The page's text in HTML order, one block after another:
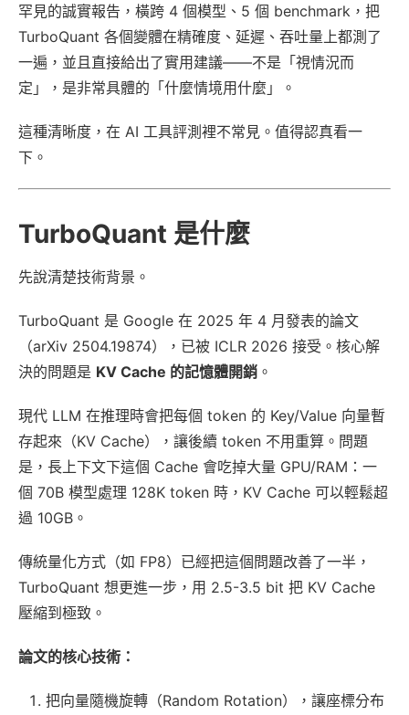
罕見的誠實報告，橫跨 4 個模型、5 個 benchmark，把
TurboQuant 各個變體在精確度、延遲、吞吐量上都測了
一遍，並且直接給出了實用建議——不是「視情況而
定」，是非常具體的「什麼情境用什麼」。
這種清晰度，在 AI 工具評測裡不常見。值得認真看一
下。
TurboQuant 是什麼
先說清楚技術背景。
TurboQuant 是 Google 在 2025 年 4 月發表的論文
（arXiv 2504.19874），已被 ICLR 2026 接受。核心解
決的問題是 KV Cache 的記憶體開銷 。
現代 LLM 在推理時會把每個 token 的 Key/Value 向量暫
存起來（KV Cache），讓後續 token 不用重算。問題
是，長上下文下這個 Cache 會吃掉大量 GPU/RAM：一
個 70B 模型處理 128K token 時，KV Cache 可以輕鬆超
過 10GB。
傳統量化方式（如 FP8）已經把這個問題改善了一半，
TurboQuant 想更進一步，用 2.5-3.5 bit 把 KV Cache
壓縮到極致。
論文的核心技術：
把向量隨機旋轉（Random Rotation），讓座標分布